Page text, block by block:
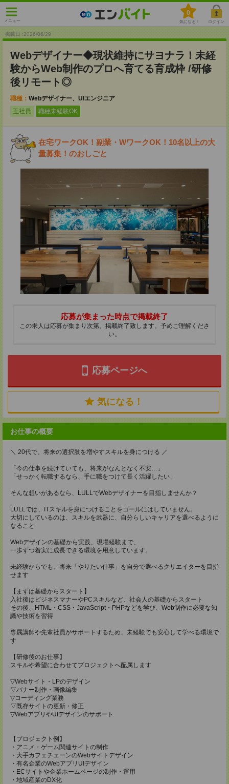
メニュー
0
気になる！ ログイン
掲載日 :2026/06/29
Webデザイナー◆現状維持にサヨナラ！未経
験からWeb制作のプロへ育てる育成枠 /研修
後リモート◎
職種： Webデザイナー、UIエンジニア
正社員
職種未経験OK
在宅ワークOK！副業・WワークOK！10名以上の大
量募集！のおしごと
応募が集まった時点で掲載終了
この求人は応募が集まり次第、掲載終了致します。予めご理解くださ
い。
応募ページへ
気になる！
お仕事の概要
＼ 20代で、将来の選択肢を増やすスキルを身につける ／
「今の仕事を続けていても、将来がなんとなく不安…」
「せっかく転職するなら、手に職をつけて長く活躍したい」
そんな想いがあるなら、LULLでWebデザイナーを目指しませんか？
LULLでは、ITスキルを身につけることをゴールにはしていません。
大切にしているのは、スキルを武器に、自分らしいキャリアを選べるように
なること
Webデザインの基礎から実践、現場経験まで、
一歩ずつ着実に成長できる環境を用意しています。
未経験からでも、将来「やりたい仕事」を自分で選べるクリエイターを目指
せます
【まずは基礎からスタート】
入社後はビジネスマナーやPCスキルなど、社会人の基礎からスタート
その後、HTML・CSS・JavaScript・PHPなどを学び、Web制作に必要な知
識や技術を習得
専属講師や先輩社員がサポートするため、未経験でも安心して学べる環境で
す
【研修後のお仕事】
スキルや希望に合わせてプロジェクトへ配属します
▽Webサイト・LPのデザイン
▽バナー制作・画像編集
▽コーディング業務
▽既存サイトの更新・修正
▽WebアプリやUIデザインのサポート
【プロジェクト例】
・アニメ・ゲーム関連サイトの制作
・大手カフェチェーンのWebサイトデザイン
・有名企業のWebアプリUIデザイン
・ECサイトや企業ホームページの制作・運用
・地域産業のDX化